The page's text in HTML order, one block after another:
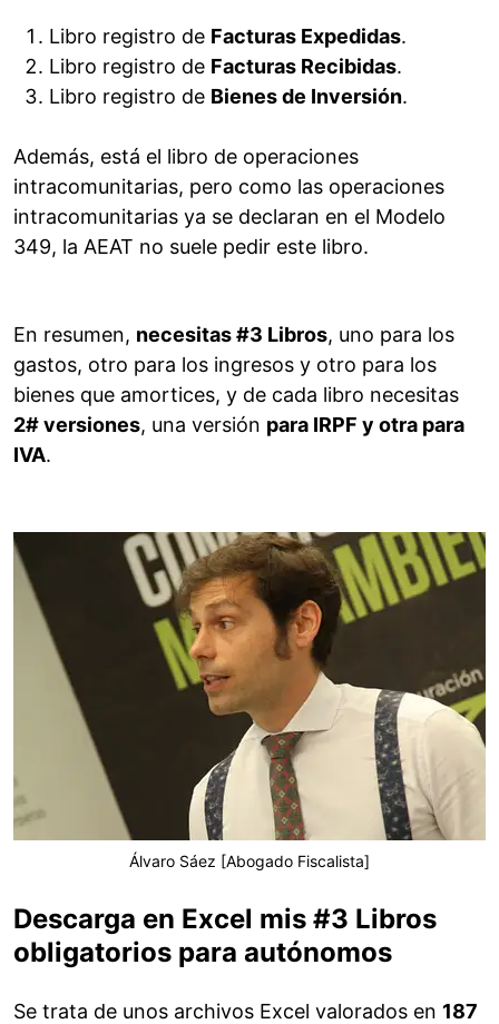
Libro registro de Facturas Expedidas.
Libro registro de Facturas Recibidas.
Libro registro de Bienes de Inversión.
Además, está el libro de operaciones
intracomunitarias, pero como las operaciones
intracomunitarias ya se declaran en el Modelo
349, la AEAT no suele pedir este libro.
En resumen, necesitas #3 Libros, uno para los
gastos, otro para los ingresos y otro para los
bienes que amortices, y de cada libro necesitas
2# versiones, una versión para IRPF y otra para
IVA.
Álvaro Sáez [Abogado Fiscalista]
Descarga en Excel mis #3 Libros
obligatorios para autónomos
Se trata de unos archivos Excel valorados en 187